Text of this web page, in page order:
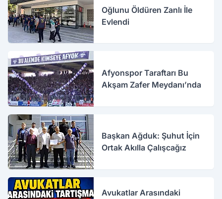
Oğlunu Öldüren Zanlı İle
Evlendi
Afyonspor Taraftarı Bu
Akşam Zafer Meydanı’nda
Başkan Ağduk: Şuhut İçin
Ortak Akılla Çalışcağız
Avukatlar Arasındaki